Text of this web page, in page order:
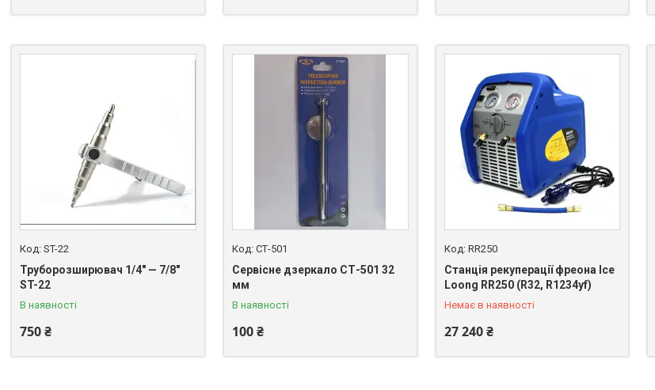
ST-22
Труборозширювач 1/4" — 7/8"
ST-22
В наявності
750 ₴
СТ-501
Сервісне дзеркало СТ-501 32
мм
В наявності
100 ₴
RR250
Станція рекуперації фреона Ice
Loong RR250 (R32, R1234yf)
Немає в наявності
27 240 ₴
+380 (50) 462-03-77